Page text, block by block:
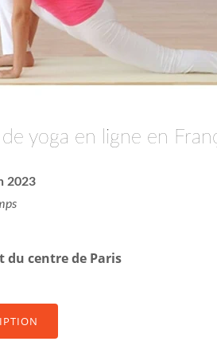
yoga en ligne en
2023
du centre de Paris